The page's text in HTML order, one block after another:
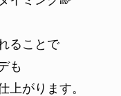
ることで
も
上がります。